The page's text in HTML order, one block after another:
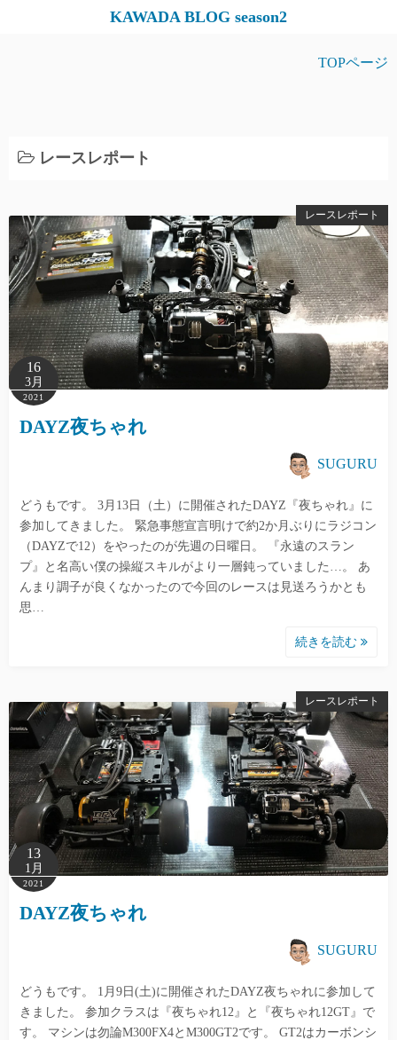
プ
KAWADA BLOG season2
TOPページ
レースレポート
レースレポート
16
3月
2021
DAYZ夜ちゃれ
SUGURU
どうもです。 3月13日（土）に開催されたDAYZ『夜ちゃれ』に
参加してきました。 緊急事態宣言明けで約2か月ぶりにラジコン
（DAYZで12）をやったのが先週の日曜日。 『永遠のスラン
プ』と名高い僕の操縦スキルがより一層鈍っていました…。 あ
んまり調子が良くなかったので今回のレースは見送ろうかとも
思…
続きを読む
レースレポート
13
1月
2021
DAYZ夜ちゃれ
SUGURU
どうもです。 1月9日(土)に開催されたDAYZ夜ちゃれに参加して
きました。 参加クラスは『夜ちゃれ12』と『夜ちゃれ12GT』で
す。 マシンは勿論M300FX4とM300GT2です。 GT2はカーボンシ